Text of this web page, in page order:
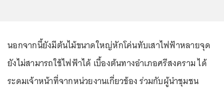
นอกจากนี้ยังมีต้นไม้ขนาดใหญ่หักโค่นทับเสาไฟฟ้าหลายจุด
ยังไม่สามารถใช้ไฟฟ้าได้ เบื้องต้นทางอำเภอศรีสงคราม ได้
ระดมเจ้าหน้าที่จากหน่วยงานเกี่ยวข้อง ร่วมกับผู้นำชุมชน